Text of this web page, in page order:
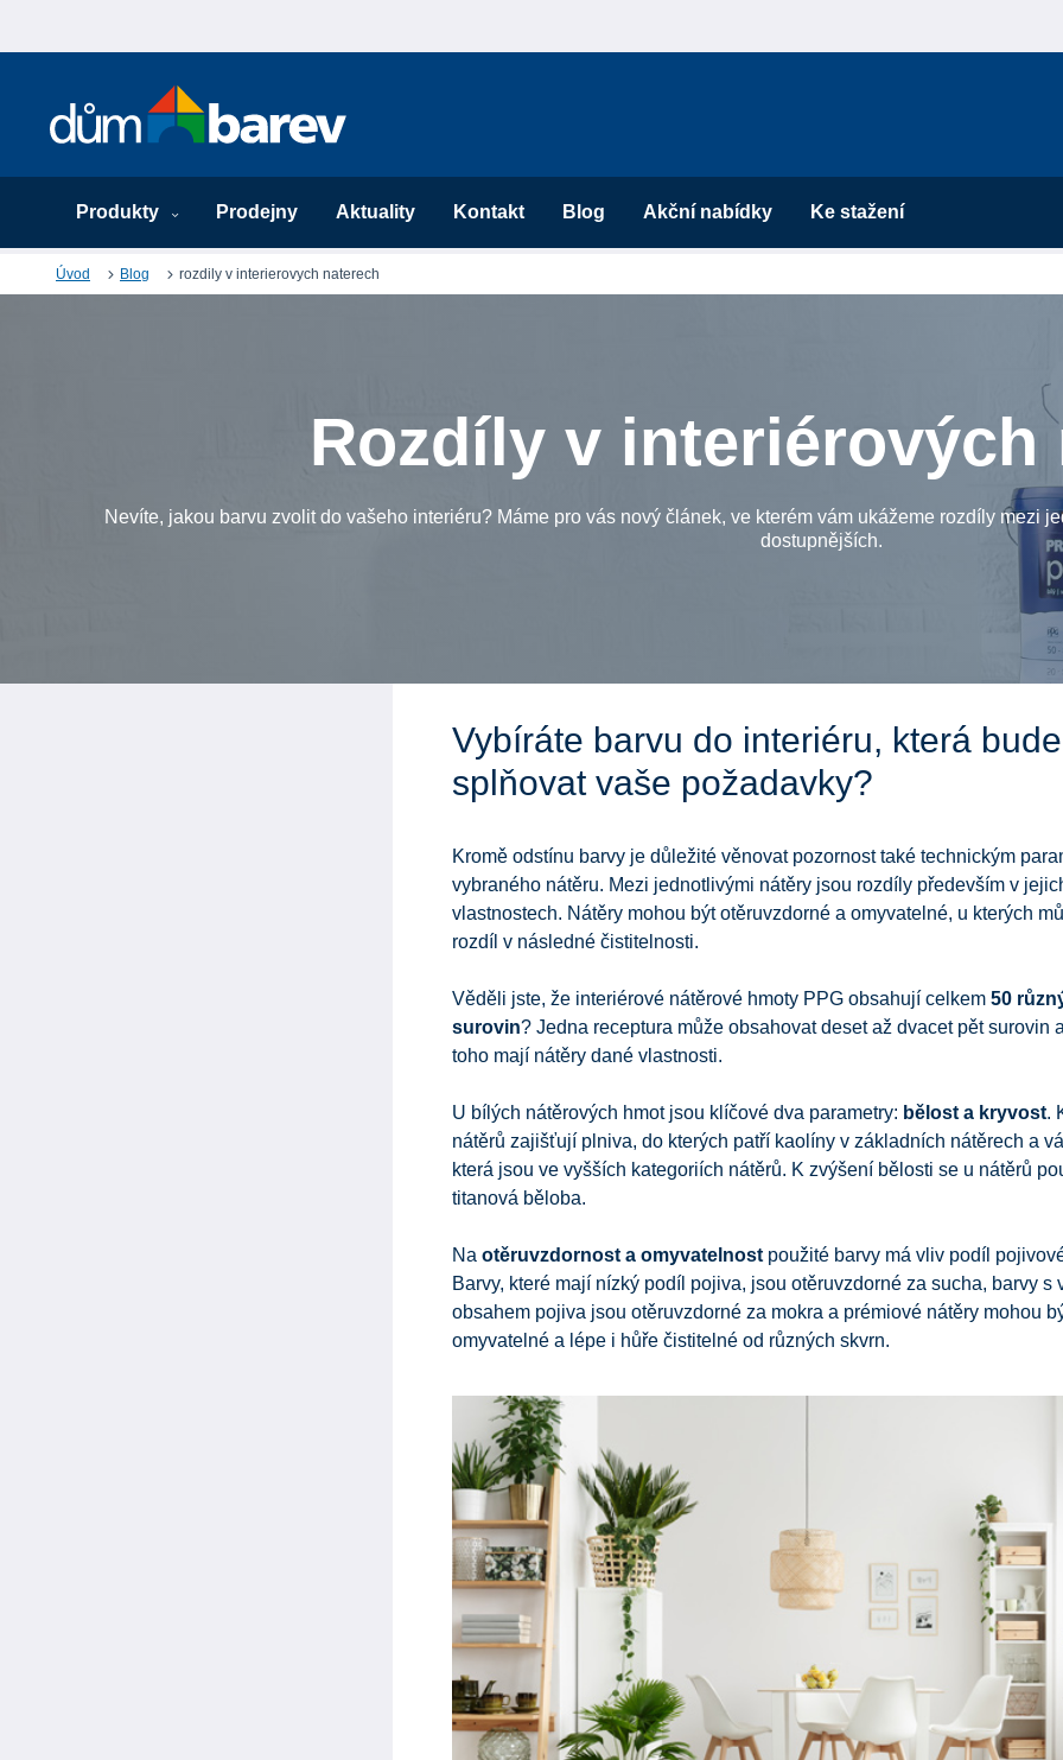
Produkty Prodejny Aktuality Kontakt Blog Akční nabídky Ke stažení
Úvod Blog rozdily v interierovych naterech
Rozdíly v interiérových
Nevíte, jakou barvu zvolit do vašeho interiéru? Máme pro vás nový článek, ve kterém vám ukážeme rozdíly mezi
dostupnějších.
Vybíráte barvu do interiéru, která bude
splňovat vaše požadavky?
Kromě odstínu barvy je důležité věnovat pozornost také technickým
vybraného nátěru. Mezi jednotlivými nátěry jsou rozdíly především v
vlastnostech. Nátěry mohou být otěruvzdorné a omyvatelné, u kterých
rozdíl v následné čistitelnosti.
Věděli jste, že interiérové nátěrové hmoty PPG obsahují celkem 50
surovin? Jedna receptura může obsahovat deset až dvacet pět surovin
toho mají nátěry dané vlastnosti.
U bílých nátěrových hmot jsou klíčové dva parametry: bělost a kryvost.
nátěrů zajišťují plniva, do kterých patří kaolíny v základních nátěrech a
která jsou ve vyšších kategoriích nátěrů. K zvýšení bělosti se u nátěrů
titanová běloba.
Na otěruvzdornost a omyvatelnost použité barvy má vliv podíl
Barvy, které mají nízký podíl pojiva, jsou otěruvzdorné za sucha, barvy s
obsahem pojiva jsou otěruvzdorné za mokra a prémiové nátěry mohou
omyvatelné a lépe i hůře čistitelné od různých skvrn.